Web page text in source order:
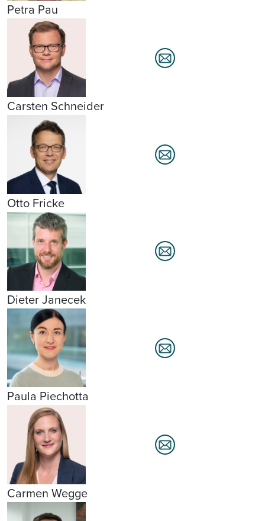
Petra Pau
Carsten Schneider
Otto Fricke
Dieter Janecek
Paula Piechotta
Carmen Wegge